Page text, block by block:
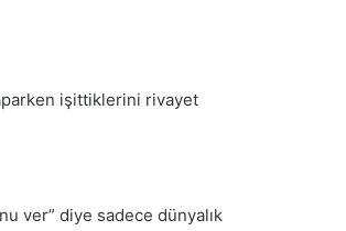
işittiklerini rivayet
ver” diye sadece dünyalık